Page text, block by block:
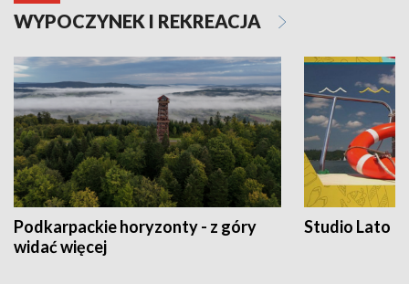
WYPOCZYNEK I REKREACJA
Podkarpackie horyzonty - z góry
widać więcej
Studio Lato